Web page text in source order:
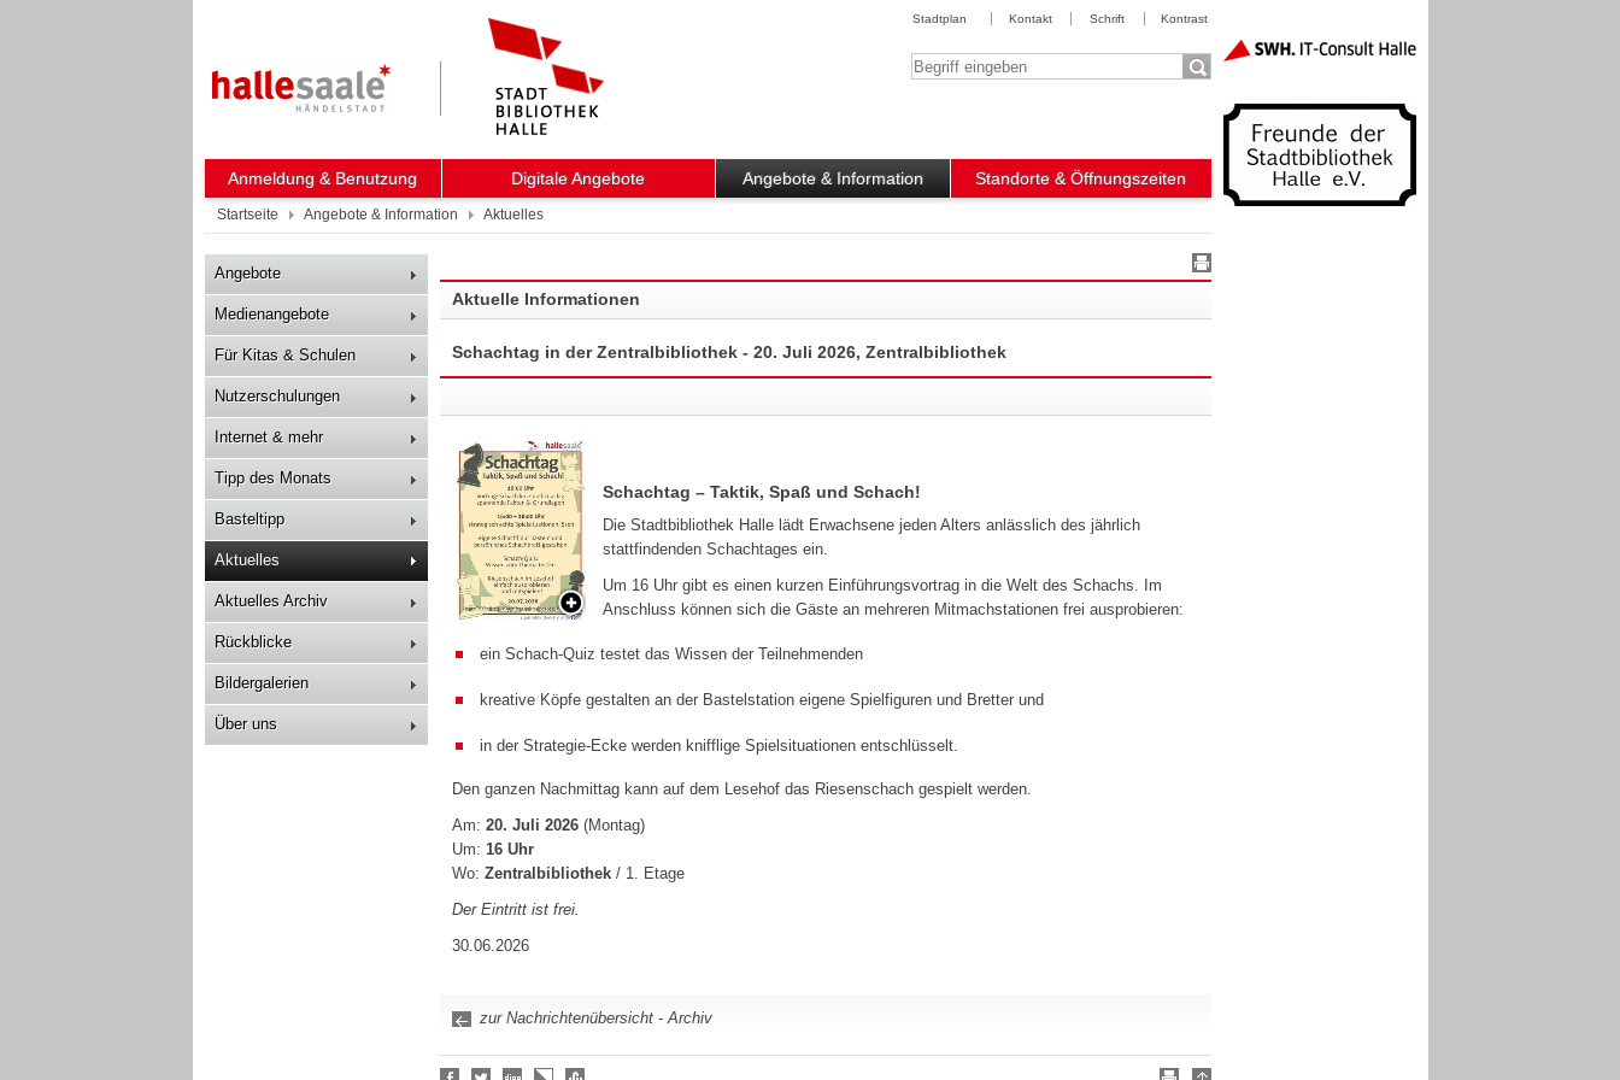
Stadtplan Kontakt Schrift Kontrast
Suchbegriff
Anmeldung & Benutzung Digitale Angebote Angebote & Information Standorte & Öffnungszeiten
Startseite Angebote & Information Aktuelles
Angebote
Medienangebote
Für Kitas & Schulen
Nutzerschulungen
Internet & mehr
Tipp des Monats
Basteltipp
Aktuelles
Aktuelles Archiv
Rückblicke
Bildergalerien
Über uns
Aktuelle Informationen
Schachtag in der Zentralbibliothek - 20. Juli 2026, Zentralbibliothek
Schachtag – Taktik, Spaß und Schach!
Die Stadtbibliothek Halle lädt Erwachsene jeden Alters anlässlich des jährlich
stattfindenden Schachtages ein.
Um 16 Uhr gibt es einen kurzen Einführungsvortrag in die Welt des Schachs. Im
Anschluss können sich die Gäste an mehreren Mitmachstationen frei ausprobieren:
ein Schach-Quiz testet das Wissen der Teilnehmenden
kreative Köpfe gestalten an der Bastelstation eigene Spielfiguren und Bretter und
in der Strategie-Ecke werden knifflige Spielsituationen entschlüsselt.
Den ganzen Nachmittag kann auf dem Lesehof das Riesenschach gespielt werden.
Am: 20. Juli 2026(Montag)
Um: 16 Uhr
Wo: Zentralbibliothek/ 1. Etage
Der Eintritt ist frei.
30.06.2026
zur Nachrichtenübersicht - Archiv